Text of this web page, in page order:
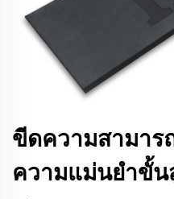
ขีดความสามาร
ความแม่นยำขั้น